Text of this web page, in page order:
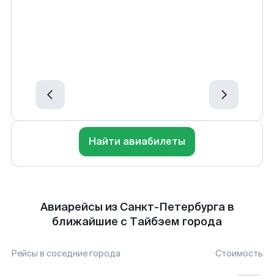
Найти авиабилеты
Авиарейсы из Санкт-Петербурга в
ближайшие с Тайбэем города
Рейсы в соседние города Стоимость